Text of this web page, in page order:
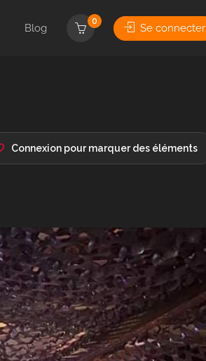
Blog
0
Se connecter
Connexion pour marquer des éléments